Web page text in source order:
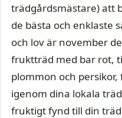
trädgårdsmästare) att
de bästa och enklaste
och lov är november
fruktträd med bar rot,
plommon och
igenom dina lokala
fruktigt fynd till din